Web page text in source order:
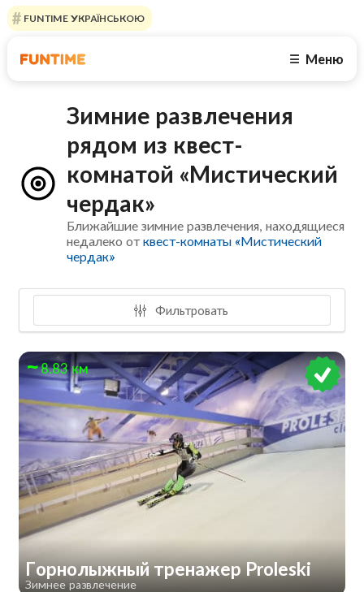
FUNTIME УКРАЇНСЬКОЮ
☰ Меню
Зимние развлечения
рядом из квест-
комнатой «Мистический
чердак»
Ближайшие зимние развлечения, находящиеся
недалеко отквест-комнаты «Мистический
чердак»
Фильтровать
8.83 км
Горнолыжный тренажер Proleski
Зимнее развлечение